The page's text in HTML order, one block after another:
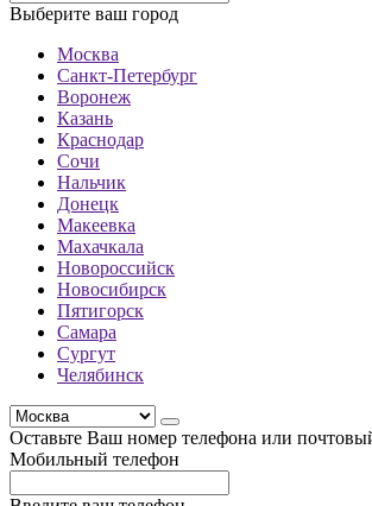
Выберите ваш город
Москва
Санкт-Петербург
Воронеж
Казань
Краснодар
Сочи
Нальчик
Донецк
Макеевка
Махачкала
Новороссийск
Новосибирск
Пятигорск
Самара
Сургут
Челябинск
Оставьте Ваш номер телефона или
Мобильный телефон